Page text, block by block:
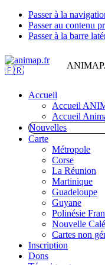
Passer à la
Passer au contenu
Passer à la barre
Accueil
Accueil
Accueil
Nouvelles
Carte
Métropole
Corse
La Réunion
Martinique
Guadeloupe
Guyane
Polinésie
Nouvelle
Cartes non
Inscription
Dons